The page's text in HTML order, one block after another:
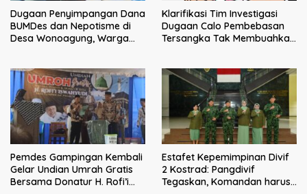
Dugaan Penyimpangan Dana
BUMDes dan Nepotisme di
Desa Wonoagung, Warga
Klarifikasi Tim Investigasi
Dugaan Calo Pembebasan
Tersangka Tak Membuahkan
Pemdes Gampingan Kembali
Gelar Undian Umrah Gratis
Bersama Donatur H. Rofi’i
Estafet Kepemimpinan Divif
2 Kostrad: Pangdivif
Tegaskan, Komandan harus